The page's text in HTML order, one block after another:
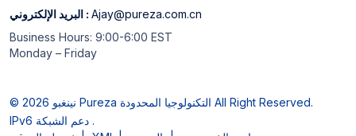
البريد الإلكتروني : Ajay@pureza.com.cn
Business Hours: 9:00-6:00 EST
Monday – Friday
© 2026 نينغبو Pureza التكنولوجيا المحدودة All Right Reserved.
IPv6 دعم الشبكة .